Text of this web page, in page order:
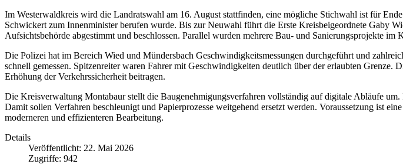
Im Westerwaldkreis wird die Landratswahl am 16. August stattfinden, eine mögliche Stichwahl ist für
Schwickert zum Innenminister berufen wurde. Bis zur Neuwahl führt die Erste Kreisbeigeordnete Gaby
Aufsichtsbehörde abgestimmt und beschlossen. Parallel wurden mehrere Bau- und Sanierungsprojekte im
Die Polizei hat im Bereich Wied und Mündersbach Geschwindigkeitsmessungen durchgeführt und
schnell gemessen. Spitzenreiter waren Fahrer mit Geschwindigkeiten deutlich über der erlaubten
Erhöhung der Verkehrssicherheit beitragen.
Die Kreisverwaltung Montabaur stellt die Baugenehmigungsverfahren vollständig auf digitale Abläufe
Damit sollen Verfahren beschleunigt und Papierprozesse weitgehend ersetzt werden. Voraussetzung ist
moderneren und effizienteren Bearbeitung.
Details
Veröffentlicht: 22. Mai 2026
Zugriffe: 942